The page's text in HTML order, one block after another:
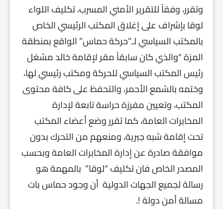
وتقرر، وفقاً للتقرير الأمني المسرب، تكليف اللواء
لوقا بإشراف على إغلاق المكتب الرئيسي الخاص
بالمكتب السياسي لـ”حركة حماس” الواقع بمنطقة
المزة “والذي كان سابقاً مقر لإقامة خالد مشغل
رئيس المكتب السياسي للحركة ومكتب رئيسي لها،
وختمه بالشمع الأحمر، والتحفظ على كافة محتوى
المكتب، وتعيين مفرزة حراسة تابعة لإدارة
المخابرات العامة، كما تقرر وضع أعضاء المكتب
تحت إقامة شبه جبرية، ومنعهم من التحرك بدون
موافقة صادرة عن إدارة المخابرات العامة وبحسب
المصدر الخاص فان تكليف “لوقا” بالمهمة هو
رسالة لجميع الجهات الدولية أن وجود حماس بات
مسالة أمن دولة !.